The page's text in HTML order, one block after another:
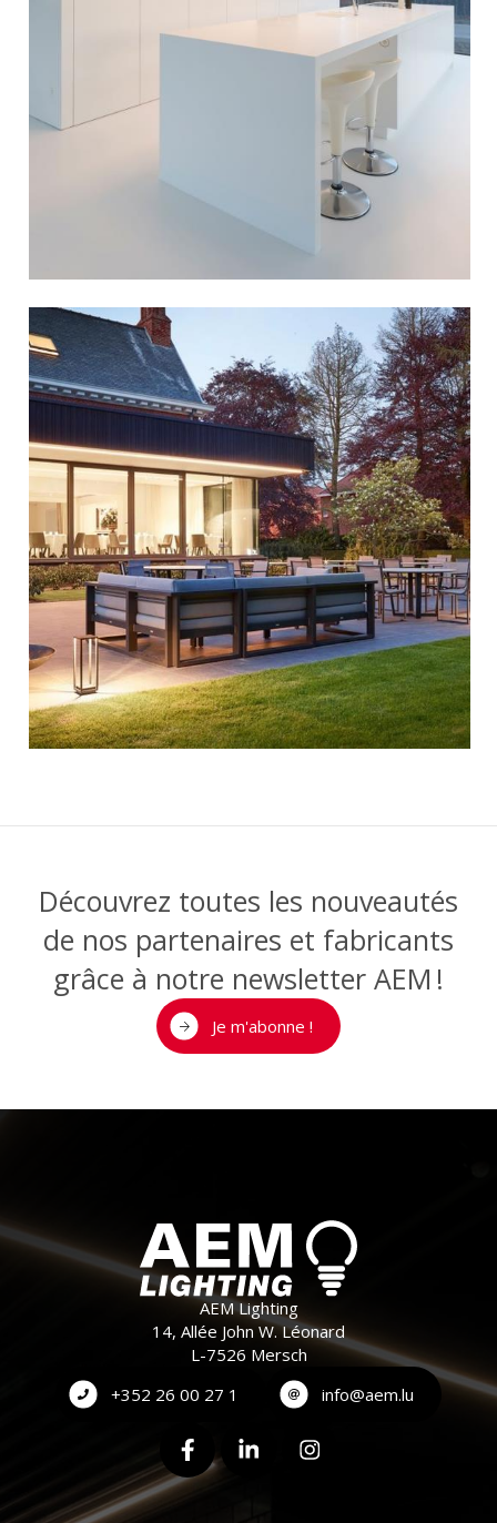
Découvrez toutes les nouveautés
de nos partenaires et fabricants
grâce à notre newsletter AEM !
Je m'abonne !
AEM Lighting
14, Allée John W. Léonard
L-7526 Mersch
+352 26 00 27 1
info@aem.lu